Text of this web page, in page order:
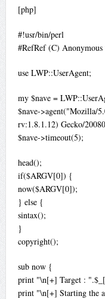
[php]
#!usr/bin/perl
#RefRef (C) Anonymous
use LWP::UserAgent;
my $nave =
$nave->agent("Mozilla/
rv:1.8.1.12) Gecko/
$nave->timeout(5);
head();
if($ARGV[0]) {
now($ARGV[0]);
} else {
sintax();
}
copyright();
sub now {
print "\n[+] Target :
print "\n[+] Starting the